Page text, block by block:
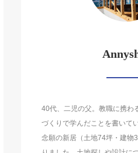
40代、二児の父。教職に携わ
づくりで学んだことを書いて
念願の新居（土地74坪・建物